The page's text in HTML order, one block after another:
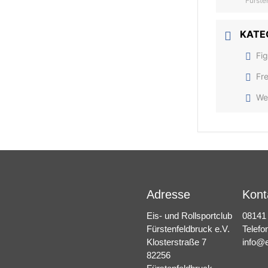
Adresse
Eis- und Rollsportclub
Fürstenfeldbruck e.V.
Klosterstraße 7
82256